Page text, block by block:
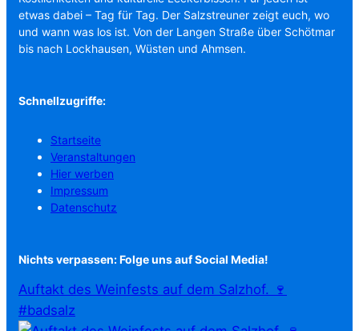
etwas dabei – Tag für Tag. Der Salzstreuner zeigt euch, wo
und wann was los ist. Von der Langen Straße über Schötmar
bis nach Lockhausen, Wüsten und Ahmsen.
Schnellzugriffe:
Startseite
Veranstaltungen
Hier werben
Impressum
Datenschutz
Nichts verpassen: Folge uns auf Social Media!
Auftakt des Weinfests auf dem Salzhof. 🍷
#badsalz